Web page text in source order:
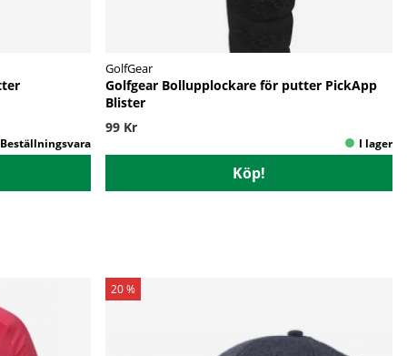
GolfGear
Golfgear Bollupplockare för putter PickApp
Blister
99 Kr
Köp!
20 %